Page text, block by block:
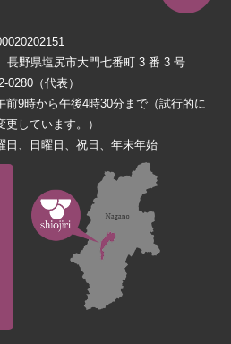
野県塩尻市大門七番町 3 番 3 号
0280（代表）
前9時から午後4時30分まで（試行的に
しています。）
日、日曜日、祝日、年末年始